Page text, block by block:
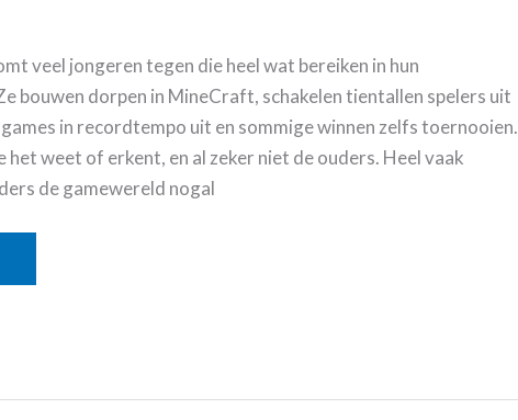
veel jongeren tegen die heel wat bereiken in hun
bouwen dorpen in MineCraft, schakelen tientallen spelers uit
in recordtempo uit en sommige winnen zelfs toernooien.
het weet of erkent, en al zeker niet de ouders. Heel vaak
de gamewereld nogal